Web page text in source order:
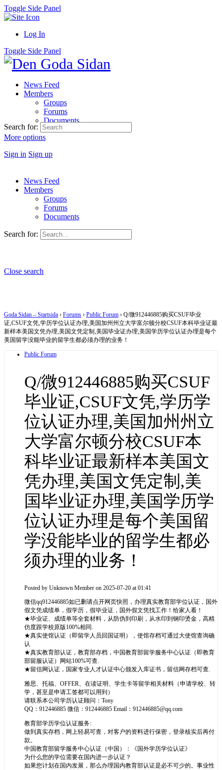
Toggle Side Panel
Log In
Toggle Side Panel
News Feed
Members
Groups
Forums
Documents
More options
Sign in Sign up
Search for:
News Feed
Members
Groups
Forums
Documents
Search for:
Close search
Goda Sidan – Startsida › Forums › Public Forum › Q/微912446885购买CSUF毕业
证,CSUF文凭,学历学位认证办理,美国加州州立大学富尔顿分校CSUF本科毕业证最
新样本美国文凭办理,美国文凭定制,美国毕业证办理,美国学历学位认证办理是每个
美国留学没能毕业的留学生都必须办理的业务！
Public Forum
Q/微912446885购买CSUF
毕业证,CSUF文凭,学历学
位认证办理,美国加州州立
大学富尔顿分校CSUF本
科毕业证最新样本美国文
凭办理,美国文凭定制,美
国毕业证办理,美国学历学
位认证办理是每个美国留
学没能毕业的留学生都必
须办理的业务！
Posted by Unknown Member on 2025-07-20 at 01:41
微信qq912446885如已删请点开网页快照，办理真实教育部学位认证，国外
假文凭成绩单，假学历，假毕业证，国外假文凭找工作！给家人看！
★毕业证、成绩单等全套材料，从防伪到印刷，从水印到钢印烫金，高精
仿度跟学校原版100%相同.
★真实使馆认证（即留学人员回国证明），使馆存档可通过大使馆查询确
认
★真实教育部认证，教育部存档，中国教育部留学服务中心认证（即教育
部留服认证）网站100%可查.
★留信网认证，国家专业人才认证中心颁发入库证书，留信网存档可查.
雅思、托福、OFFER、在读证明、学生卡等留学相关材料（申请学校、转
学，甚至是申请工签都可以用到）
请联系本公司学历认证顾问：Tony
QQ：912446885 微信：912446885 Email：912446885@qq.com
教育部学历学位认证服务:
做到真实存档，网上轻易可查，对客户的资料进行保密，登录核实后再付
款。
中国教育部留学服务中心认证（中国）：《国外学历学位认证》
为什么您的学位需要在国内进一步认证？
如果您计划在国内发展，那么办理国内教育部认证是必不可少的。事业性